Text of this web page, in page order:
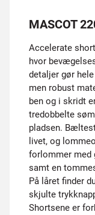
MASCOT
Accelerate
hvor
detaljer gør
men robust
ben og i skridt
tredobbelte
pladsen.
livet, og
forlommer med
samt en
På låret finder
skjulte
Shortsene er